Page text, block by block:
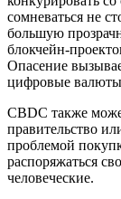
сомневаться не
большую
блокчейн-
Опасение
цифровые валюты
CBDC также
правительство
проблемой
распоряжаться
человеческие.